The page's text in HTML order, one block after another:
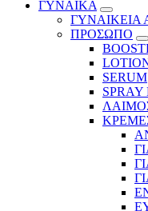
ΓΥΝΑΙΚΑ
ΓΥΝΑΙΚΕΙΑ
ΠΡΟΣΩΠΟ
SERUM